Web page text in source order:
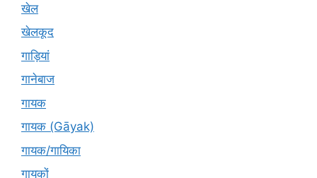
खेल
खेलकूद
गाड़ियां
गानेबाज
गायक
गायक (Gāyak)
गायक/गायिका
गायकों